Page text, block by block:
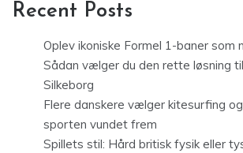
Recent Posts
Oplev ikoniske Formel 1-baner som
Sådan vælger du den rette løsning
Silkeborg
Flere danskere vælger kitesurfing
sporten vundet frem
Spillets stil: Hård britisk fysik eller